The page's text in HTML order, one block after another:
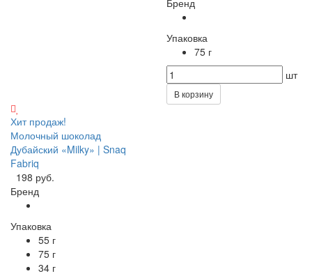
Бренд
Упаковка
75 г
шт
В корзину
Хит продаж!
Молочный шоколад
Дубайский «Milky» | Snaq
Fabriq
198 руб.
Бренд
Упаковка
55 г
75 г
34 г